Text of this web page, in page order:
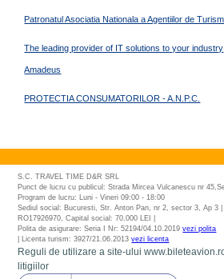
Patronatul Asociatia Nationala a Agentiilor de
The leading provider of IT solutions to your industry
Amadeus
PROTECTIA CONSUMATORILOR - A.N.P.C.
S.C. TRAVEL TIME D&R SRL
Punct de lucru cu publicul: Strada Mircea Vulcanescu nr
Program de lucru: Luni - Vineri 09:00 - 18:00
Sediul social: Bucuresti, Str. Anton Pan, nr 2, sector 3, Ap 3
RO17926970, Capital social: 70.000 LEI |
Polita de asigurare: Seria I Nr: 52194/04.10.2019vezi polita
| Licenta turism: 3927/21.06.2013vezi licenta
Reguli de utilizare a site-ului
litigiilor